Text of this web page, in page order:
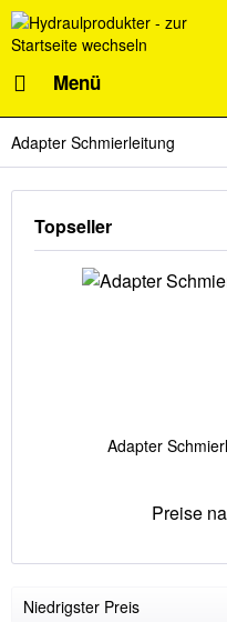
Menü
Adapter Schmierleitung
Topseller
Adapter
Preise